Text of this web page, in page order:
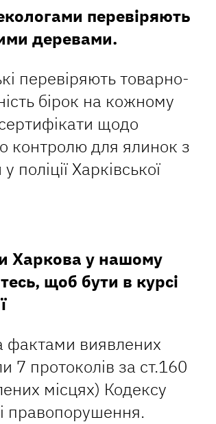
перевіряють
деревами.
перевіряють товарно-
бірок на кожному
щодо
контролю для ялинок з
Харківської
Харкова у нашому
щоб бути в курсі
фактами виявлених
7 протоколів за ст.160
місцях) Кодексу
правопорушення.